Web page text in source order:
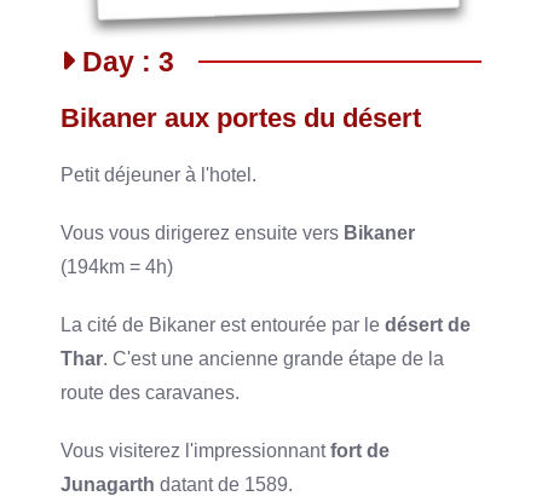
Day : 3
Bikaner aux portes du désert
Petit déjeuner à l'hotel.
Vous vous dirigerez ensuite vers Bikaner
(194km = 4h)
La cité de Bikaner est entourée par ledésert de
Thar. C'est une ancienne grande étape de la
route des caravanes.
Vous visiterez l'impressionnantfort de
Junagarth datant de 1589.